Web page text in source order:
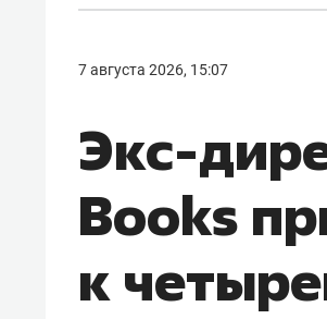
7 августа 2026, 15:07
Экс-
Books
к